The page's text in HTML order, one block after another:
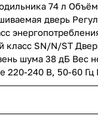
74 л
дверь
класс SN/N/ST
шума 38 дБ Вес
240 В, 50-60 Гц